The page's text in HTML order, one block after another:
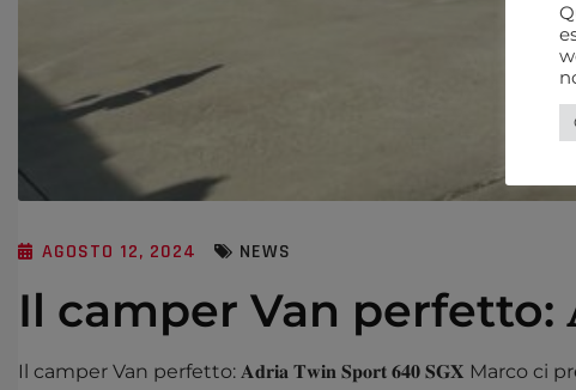
AGOSTO 12, 2024 NEWS
Il camper Van perfetto:
Il camper Van perfetto: 𝐀𝐝𝐫𝐢𝐚 𝐓𝐰𝐢𝐧 𝐒𝐩𝐨𝐫𝐭 𝟔𝟒𝟎 𝐒𝐆𝐗 Marco